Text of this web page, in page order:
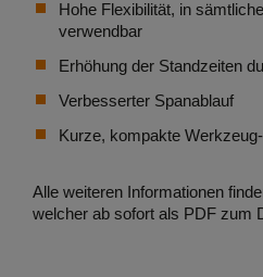
Hohe Flexibilität, in
verwendbar
Erhöhung der Standzeiten
Verbesserter Spanablauf
Kurze, kompakte
Alle weiteren Informationen
welcher ab sofort als PDF zum